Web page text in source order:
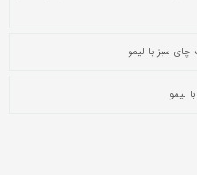
سبز با لیمو
لیمو